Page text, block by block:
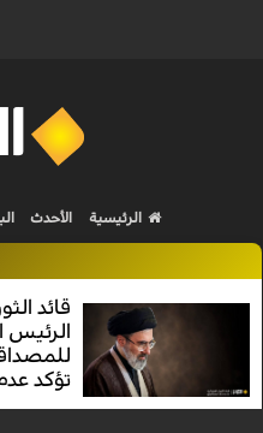
قائد
الرئيس
تؤكد
الرئيسية الأحدث
V | Badr5 12284 V